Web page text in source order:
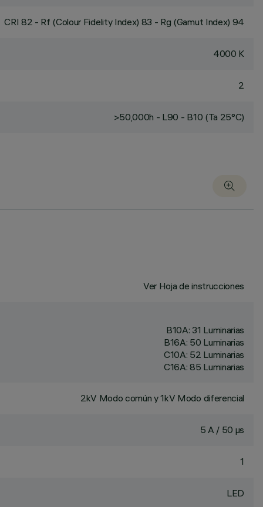
CRI 82 - Rf (Colour Fidelity Index) 83 - Rg (Gamut Index) 94
4000 K
2
>50,000h - L90 - B10 (Ta 25°C)
Ver Hoja de instrucciones
B10A: 31 Luminarias
B16A: 50 Luminarias
C10A: 52 Luminarias
C16A: 85 Luminarias
2kV Modo común y 1kV Modo diferencial
5 A / 50 µs
1
LED